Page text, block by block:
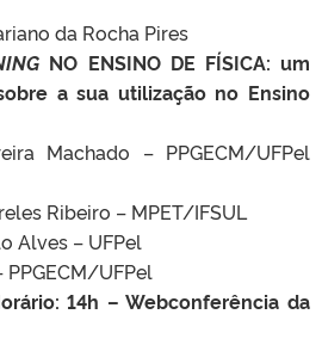
da Rocha Pires
NO ENSINO DE FÍSICA: um
a sua utilização no Ensino
Machado – PPGECM/UFPel
Ribeiro – MPET/IFSUL
Alves – UFPel
PPGECM/UFPel
14h – Webconferência da